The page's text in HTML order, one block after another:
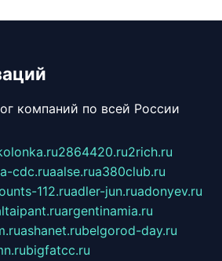
компаний по всей России
2864420.ru2rich.ru
a-cdc.ruaalse.rua380club.ru
112.ruadler-jun.ruadonyev.ru
argentinamia.ru
ashanet.rubelgorod-day.ru
bigfatcc.ru